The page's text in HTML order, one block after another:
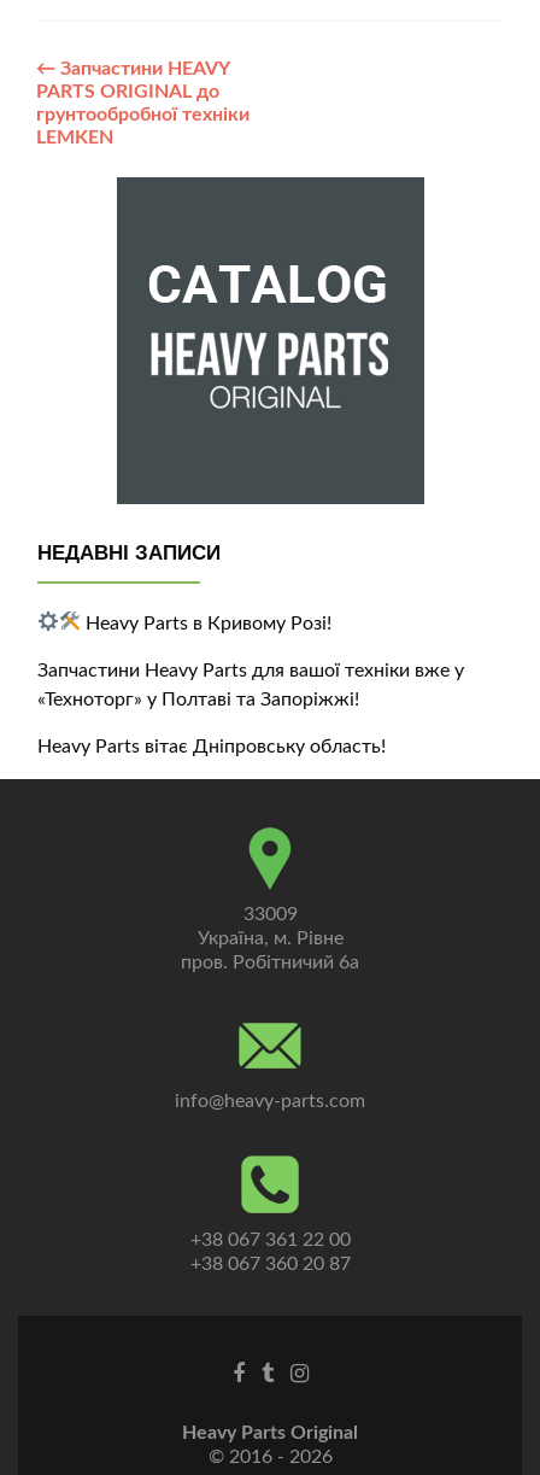
Post
navigation
← Запчастини HEAVY
PARTS ORIGINAL до
грунтообробної техніки
LEMKEN
НЕДАВНІ ЗАПИСИ
Heavy Parts в Кривому Розі!
Запчастини Heavy Parts для вашої техніки вже у
«Техноторг» у Полтаві та Запоріжжі!
Heavy Parts вітає Дніпровську область!
33009
Україна, м. Рівне
пров. Робітничий 6а
info@heavy-parts.com
+38 067 361 22 00
+38 067 360 20 87
Heavy Parts Original
© 2016 - 2026